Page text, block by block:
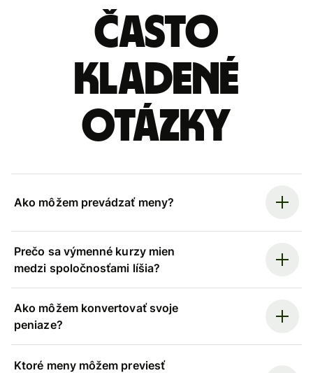
Často
kladené
otázky
Ako môžem prevádzať meny?
Prečo sa výmenné kurzy mien
medzi spoločnosťami líšia?
Ako môžem konvertovať svoje
peniaze?
Ktoré meny môžem previesť